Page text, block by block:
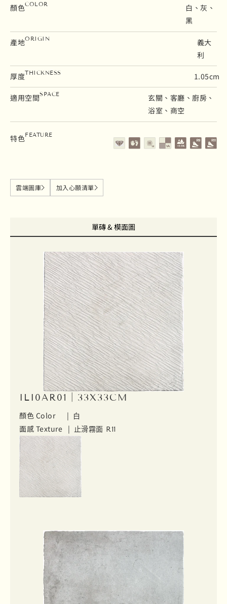
顏色COLOR
白、灰、
黑
產地ORIGIN
義大
利
厚度THICKNESS 1.05cm
適用空間SPACE
玄關、客廳、廚房、
浴室、商空
特色FEATURE
雲端圖庫 加入心願清單
單磚 & 模面圖
ILI0AR01｜33X33CM
顏色 Color | 白
面感 Texture | 止滑霧面 R11